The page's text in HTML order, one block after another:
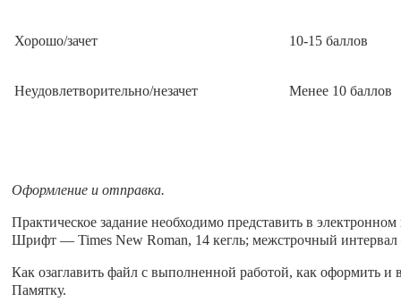
Хорошо/зачет 10-15 баллов
Неудовлетворительно/незачет Менее 10 баллов
Оформление и отправка.
Практическое задание необходимо представить в
Шрифт –– Times New Roman, 14 кегль; межстрочный интервал
Как озаглавить файл с выполненной работой, как оформить и
Памятку.